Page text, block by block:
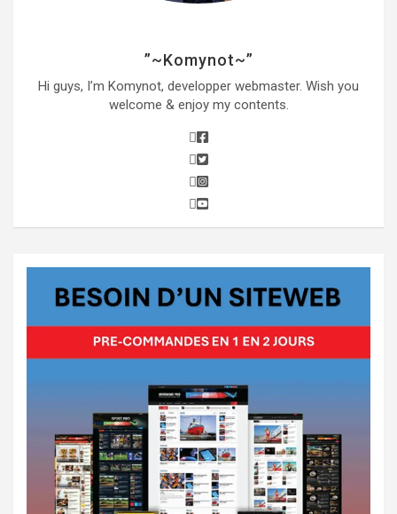
”~Komynot~”
Hi guys, I’m Komynot, developper webmaster. Wish you
welcome & enjoy my contents.